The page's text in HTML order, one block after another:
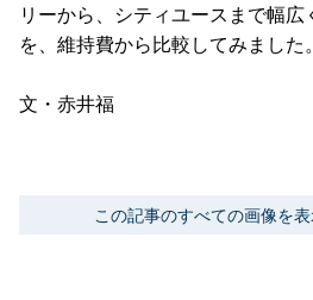
リーから、シティユースまで幅広
を、維持費から比較してみました。
文・赤井福
この記事のすべての画像を表